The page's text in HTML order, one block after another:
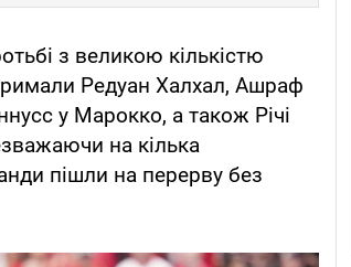
з великою кількістю
Редуан Халхал, Ашраф
у Марокко, а також Річі
на кілька
пішли на перерву без